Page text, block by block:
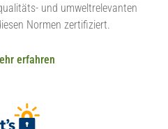
und umweltrelevanten
Normen zertifiziert.
erfahren